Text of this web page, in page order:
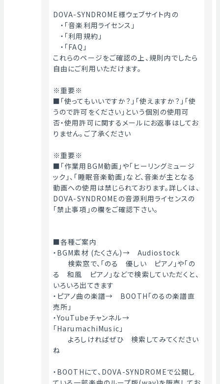
DOVA-SYNDROME様ウェブサイト内の
・「音楽利用ライセンス」
・「利用規約」
・「FAQ」
これらのページをご確認の上、規則内でしたら
自由にご利用いただけます。
※重要※
■「使ってもいいですか？」「使えますか？」「使
うので許可をください」という個別の使用可
否・使用許可に関するメールにお返事はしてお
りません。ご了承ください
※重要※
■「作業用BGM動画」や「ヒーリングミュージ
ック」、「睡眠音楽動画」など、音楽が主となる
動画への使用は禁じられております。詳しくは、
DOVA-SYNDROMEの音源利用ライセンスの
「禁止事項」の欄をご確認下さい。
■各種ご案内
・BGM素材 (たくさん)→　Audiostock
検索窓で、「のる　優しい　ピアノ」や「の
る　和風　ピアノ」などで検索していただくと、
いろいろ出てきます
・ピアノ曲の楽譜→　BOOTH「のるの楽譜直
売所」
・YouTubeチャンネル→
「HarumachiMusic」
よろしければぜひ　検索してみてください
ね
・BOOTHにて、DOVA-SYNDROMEで公開し